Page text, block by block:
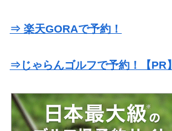
⇒ 楽天GORAで予約！
⇒じゃらんゴルフで予約！【PR】